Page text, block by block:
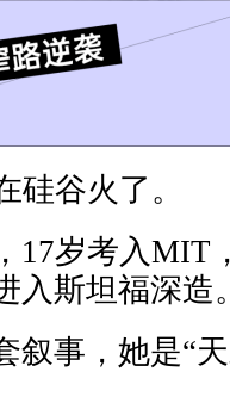
硅谷火了。
17岁考入MIT
入斯坦福深造
叙事，她是“